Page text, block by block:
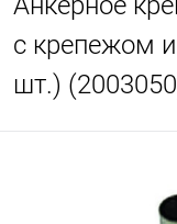
с крепежом
шт.)